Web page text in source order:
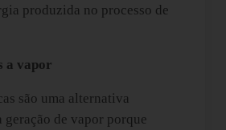
produzida no processo de
a vapor
são uma alternativa
geração de vapor porque